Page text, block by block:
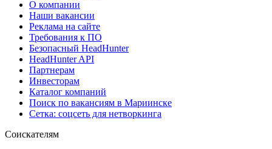
О компании
Наши вакансии
Реклама на сайте
Требования к ПО
Безопасный HeadHunter
HeadHunter API
Партнерам
Инвесторам
Каталог компаний
Поиск по вакансиям в Мариинске
Сетка: соцсеть для нетворкинга
Соискателям